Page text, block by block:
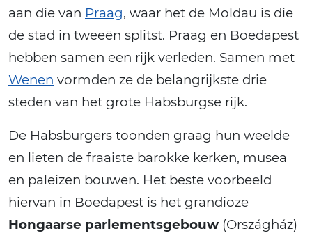
aan die van Praag, waar het de Moldau is die
de stad in tweeën splitst. Praag en Boedapest
hebben samen een rijk verleden. Samen met
Wenen vormden ze de belangrijkste drie
steden van het grote Habsburgse rijk.
De Habsburgers toonden graag hun weelde
en lieten de fraaiste barokke kerken, musea
en paleizen bouwen. Het beste voorbeeld
hiervan in Boedapest is het grandioze
Hongaarse parlementsgebouw (Országház)